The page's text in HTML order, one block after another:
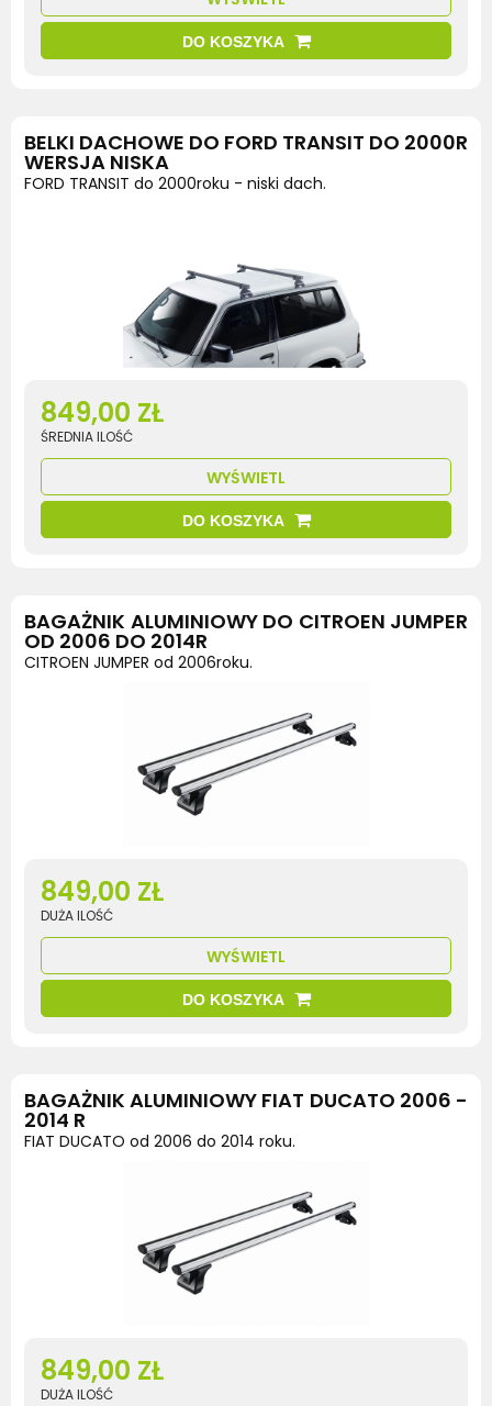
DO KOSZYKA
BELKI DACHOWE DO FORD TRANSIT DO 2000R
WERSJA NISKA
FORD TRANSIT do 2000roku - niski dach.
849,00 ZŁ
ŚREDNIA ILOŚĆ
WYŚWIETL
DO KOSZYKA
BAGAŻNIK ALUMINIOWY DO CITROEN JUMPER
OD 2006 DO 2014R
CITROEN JUMPER od 2006roku.
849,00 ZŁ
DUŻA ILOŚĆ
WYŚWIETL
DO KOSZYKA
BAGAŻNIK ALUMINIOWY FIAT DUCATO 2006 -
2014 R
FIAT DUCATO od 2006 do 2014 roku.
849,00 ZŁ
DUŻA ILOŚĆ